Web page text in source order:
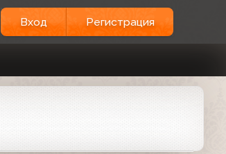
Вход Регистрация